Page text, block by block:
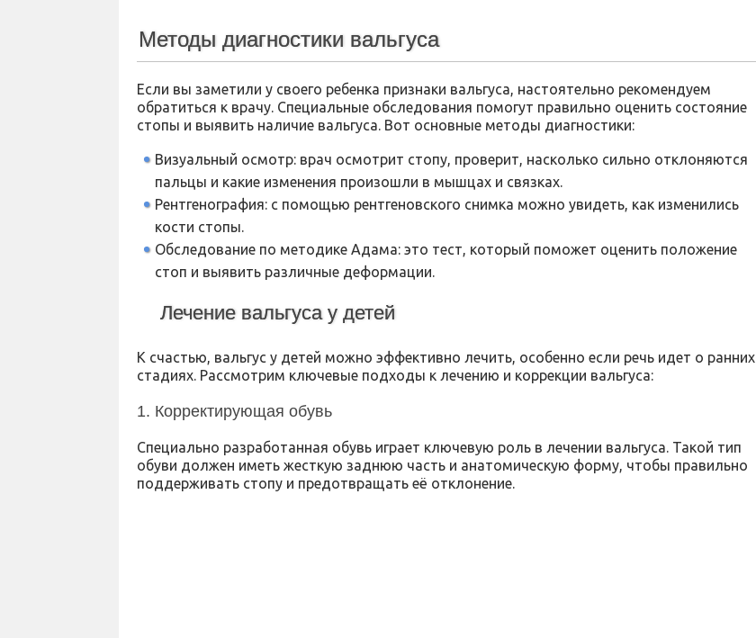
Методы диагностики вальгуса
Если вы заметили у своего ребенка признаки вальгуса, настоятельно рекомендуем
обратиться к врачу. Специальные обследования помогут правильно оценить состояние
стопы и выявить наличие вальгуса. Вот основные методы диагностики:
Визуальный осмотр: врач осмотрит стопу, проверит, насколько сильно отклоняются
пальцы и какие изменения произошли в мышцах и связках.
Рентгенография: с помощью рентгеновского снимка можно увидеть, как изменились
кости стопы.
Обследование по методике Адама: это тест, который поможет оценить положение
стоп и выявить различные деформации.
Лечение вальгуса у детей
К счастью, вальгус у детей можно эффективно лечить, особенно если речь идет о ранних
стадиях. Рассмотрим ключевые подходы к лечению и коррекции вальгуса:
1. Корректирующая обувь
Специально разработанная обувь играет ключевую роль в лечении вальгуса. Такой тип
обуви должен иметь жесткую заднюю часть и анатомическую форму, чтобы правильно
поддерживать стопу и предотвращать её отклонение.